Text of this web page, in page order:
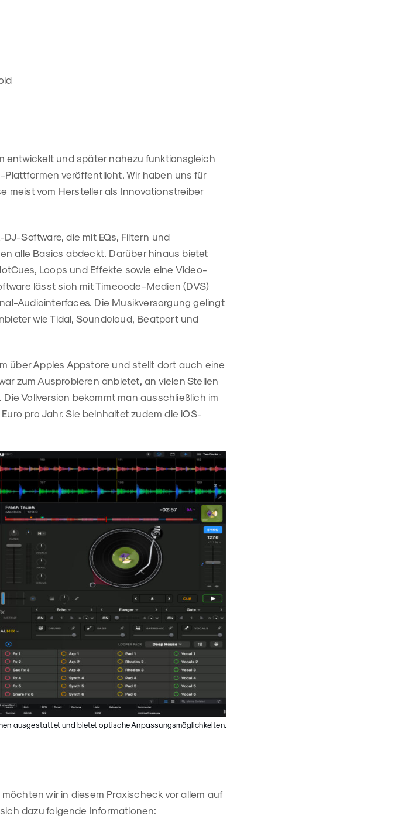
entwickelt und später nahezu funktionsgleich
veröffentlicht. Wir haben uns für
meist vom Hersteller als Innovationstreiber
Software, die mit EQs, Filtern und
alle Basics abdeckt. Darüber hinaus bietet
Loops und Effekte sowie eine Video-
lässt sich mit Timecode-Medien (DVS)
Audiointerfaces. Die Musikversorgung gelingt
wie Tidal, Soundcloud, Beatport und
über Apples Appstore und stellt dort auch eine
zum Ausprobieren anbietet, an vielen Stellen
Vollversion bekommt man ausschließlich im
pro Jahr. Sie beinhaltet zudem die iOS-
ausgestattet und bietet optische Anpassungsmöglichkeiten.
wir in diesem Praxischeck vor allem auf
dazu folgende Informationen: